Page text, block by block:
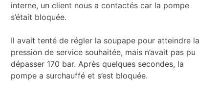
interne, un client nous a contactés car la pompe
s’était bloquée.
Il avait tenté de régler la soupape pour atteindre la
pression de service souhaitée, mais n’avait pas pu
dépasser 170 bar. Après quelques secondes, la
pompe a surchauffé et s’est bloquée.